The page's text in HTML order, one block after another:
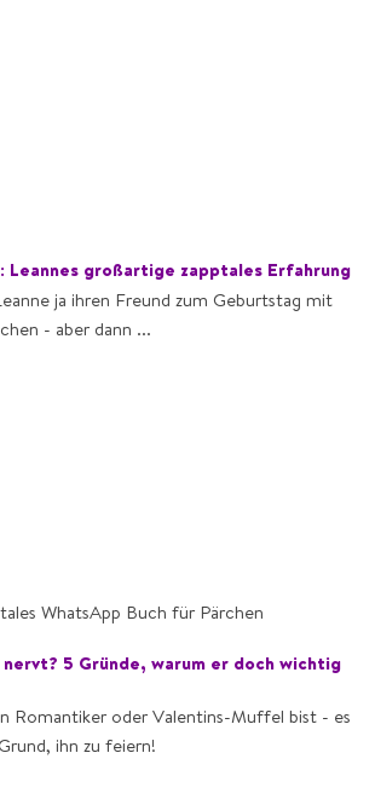
Leannes großartige zapptales Erfahrung
ja ihren Freund zum Geburtstag mit
- aber dann ...
5 Gründe, warum er doch wichtig
Romantiker oder Valentins-Muffel bist - es
ihn zu feiern!